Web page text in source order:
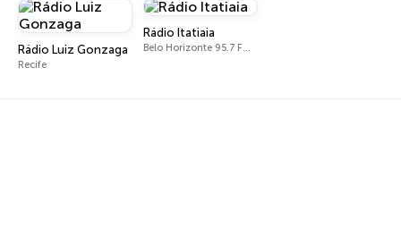
Rádio Luiz Gonzaga
Recife
Rádio Itatiaia
Belo Horizonte 95.7 FM - 610 AM